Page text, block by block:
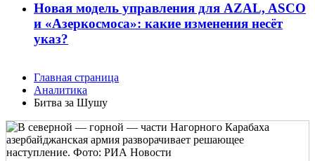
Новая модель управления для AZAL, ASCO
и «Азеркосмоса»: какие изменения несёт
указ?
Главная страница
Аналитика
Битва за Шушу